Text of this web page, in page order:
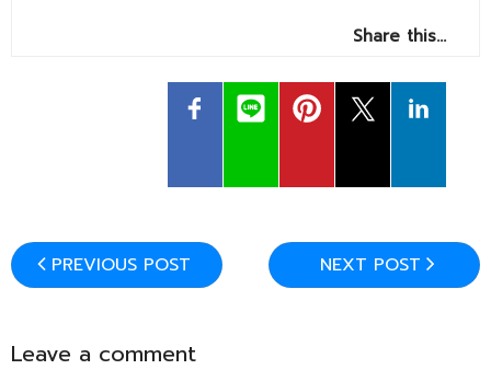
Share this…
PREVIOUS POST NEXT POST
Leave a comment